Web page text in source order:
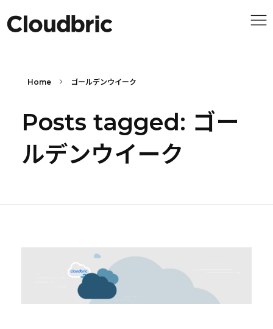
Home ゴールデンウイーク
Posts tagged: ゴー
ルデンウイーク